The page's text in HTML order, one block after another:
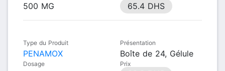
500 MG 65.4 DHS
Type du Produit
PENAMOX
Présentation
Boîte de 24, Gélule
Dosage Prix